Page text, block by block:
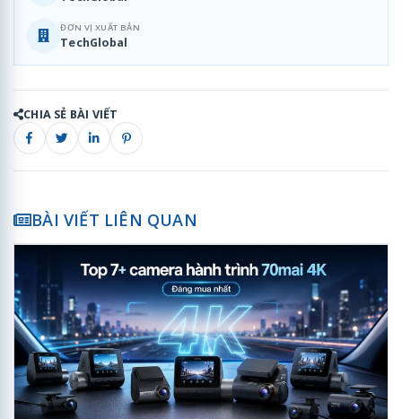
ĐƠN VỊ XUẤT BẢN
TechGlobal
CHIA SẺ BÀI VIẾT
BÀI VIẾT LIÊN QUAN